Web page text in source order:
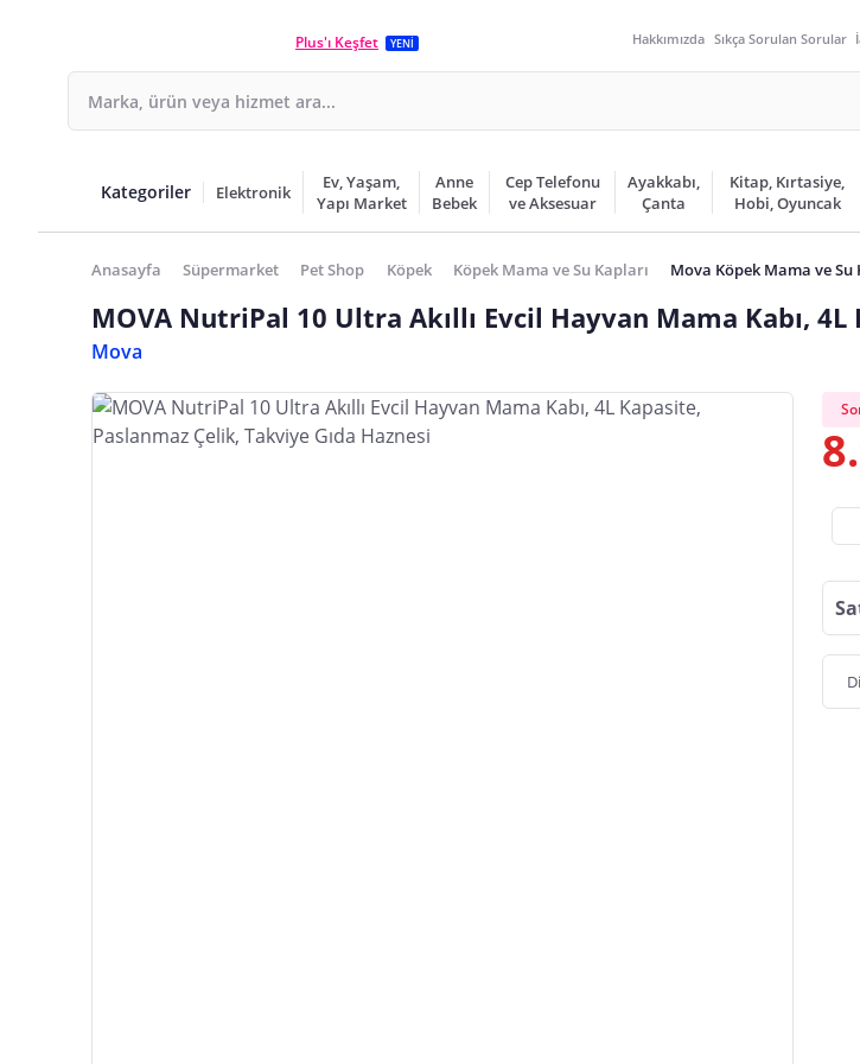
Plus'ı Keşfet YENİ Hakkımızda Sıkça Sorulan Sorular
Kategoriler Elektronik
Ev, Yaşam,
Yapı Market
Anne
Bebek
Cep Telefonu
ve Aksesuar
Ayakkabı,
Çanta
Kitap, Kırtasiye,
Hobi, Oyuncak
Anasayfa Süpermarket Pet Shop Köpek Köpek Mama ve Su Kapları Mova Köpek Mama ve Su
MOVA NutriPal 10 Ultra Akıllı Evcil Hayvan Mama Kabı,
Mova